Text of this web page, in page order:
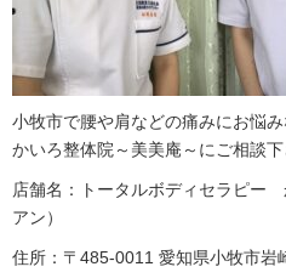
小牧市で腰や肩などの痛みにお悩
かいろ整体院～美美庵～にご相談下
店舗名：トータルボディセラピー
アン）
住所：〒485-0011 愛知県小牧市岩